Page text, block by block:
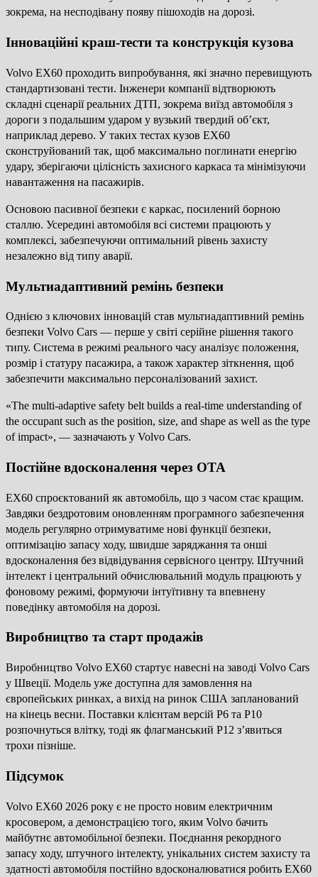
зокрема, на несподівану появу пішоходів на дорозі.
Інноваційні краш-тести та конструкція кузова
Volvo EX60 проходить випробування, які значно перевищують
стандартизовані тести. Інженери компанії відтворюють
складні сценарії реальних ДТП, зокрема виїзд автомобіля з
дороги з подальшим ударом у вузький твердий об’єкт,
наприклад дерево. У таких тестах кузов EX60
сконструйований так, щоб максимально поглинати енергію
удару, зберігаючи цілісність захисного каркаса та мінімізуючи
навантаження на пасажирів.
Основою пасивної безпеки є каркас, посилений борною
сталлю. Усередині автомобіля всі системи працюють у
комплексі, забезпечуючи оптимальний рівень захисту
незалежно від типу аварії.
Мультиадаптивний ремінь безпеки
Однією з ключових інновацій став мультиадаптивний ремінь
безпеки Volvo Cars — перше у світі серійне рішення такого
типу. Система в режимі реального часу аналізує положення,
розмір і статуру пасажира, а також характер зіткнення, щоб
забезпечити максимально персоналізований захист.
«The multi-adaptive safety belt builds a real-time understanding of
the occupant such as the position, size, and shape as well as the type
of impact», — зазначають у Volvo Cars.
Постійне вдосконалення через OTA
EX60 спроєктований як автомобіль, що з часом стає кращим.
Завдяки бездротовим оновленням програмного забезпечення
модель регулярно отримуватиме нові функції безпеки,
оптимізацію запасу ходу, швидше заряджання та онші
вдосконалення без відвідування сервісного центру. Штучний
інтелект і центральний обчислювальний модуль працюють у
фоновому режимі, формуючи інтуїтивну та впевнену
поведінку автомобіля на дорозі.
Виробництво та старт продажів
Виробництво Volvo EX60 стартує навесні на заводі Volvo Cars
у Швеції. Модель уже доступна для замовлення на
європейських ринках, а вихід на ринок США запланований
на кінець весни. Поставки клієнтам версій P6 та P10
розпочнуться влітку, тоді як флагманський P12 з’явиться
трохи пізніше.
Підсумок
Volvo EX60 2026 року є не просто новим електричним
кросовером, а демонстрацією того, яким Volvo бачить
майбутнє автомобільної безпеки. Поєднання рекордного
запасу ходу, штучного інтелекту, унікальних систем захисту та
здатності автомобіля постійно вдосконалюватися робить EX60